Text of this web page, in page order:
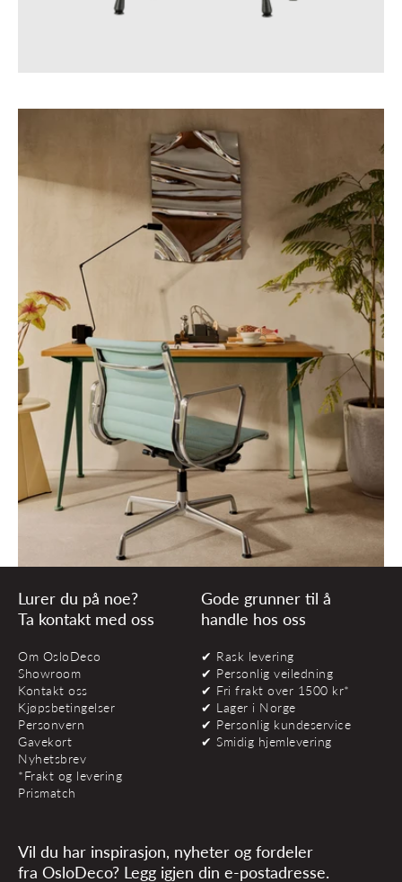
Lurer du på noe?
Ta kontakt med oss
Om OsloDeco
Showroom
Kontakt oss
Kjøpsbetingelser
Personvern
Gavekort
Nyhetsbrev
*Frakt og levering
Prismatch
Gode grunner til å
handle hos oss
✔ Rask levering
✔ Personlig veiledning
✔ Fri frakt over 1500 kr*
✔ Lager i Norge
✔ Personlig kundeservice
✔ Smidig hjemlevering
Vil du har inspirasjon, nyheter og fordeler
fra OsloDeco? Legg igjen din e-postadresse.